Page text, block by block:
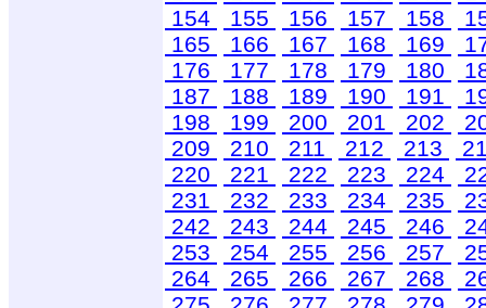
154
155 156 157 158
165
166 167 168 169
176
177 178 179 180
187
188 189 190 191
198
199 200 201 202
209
210 211 212 213
220
221 222 223 224
231
232 233 234 235
242
243 244 245 246
253
254 255 256 257
264
265 266 267 268